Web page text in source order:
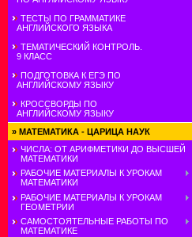
ТЕСТЫ ПО ГРАММАТИКЕ
АНГЛИЙСКОГО ЯЗЫКА
ТЕМАТИЧЕСКИЙ КОНТРОЛЬ.
9 КЛАСС
ПОДГОТОВКА К ЕГЭ ПО
АНГЛИЙСКОМУ ЯЗЫКУ
КРОССВОРДЫ ПО
АНГЛИЙСКОМУ ЯЗЫКУ
» МАТЕМАТИКА - ЦАРИЦА НАУК
ЧИСЛА: ОТ АРИФМЕТИКИ ДО ВЫСШЕЙ
МАТЕМАТИКИ
РАБОЧИЕ МАТЕРИАЛЫ К УРОКАМ
МАТЕМАТИКИ
РАБОЧИЕ МАТЕРИАЛЫ К УРОКАМ
ГЕОМЕТРИИ
САМОСТОЯТЕЛЬНЫЕ РАБОТЫ ПО
МАТЕМАТИКЕ